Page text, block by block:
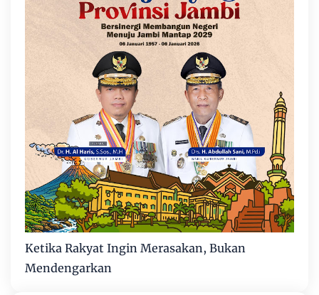
Ketika Rakyat Ingin Merasakan, Bukan
Mendengarkan